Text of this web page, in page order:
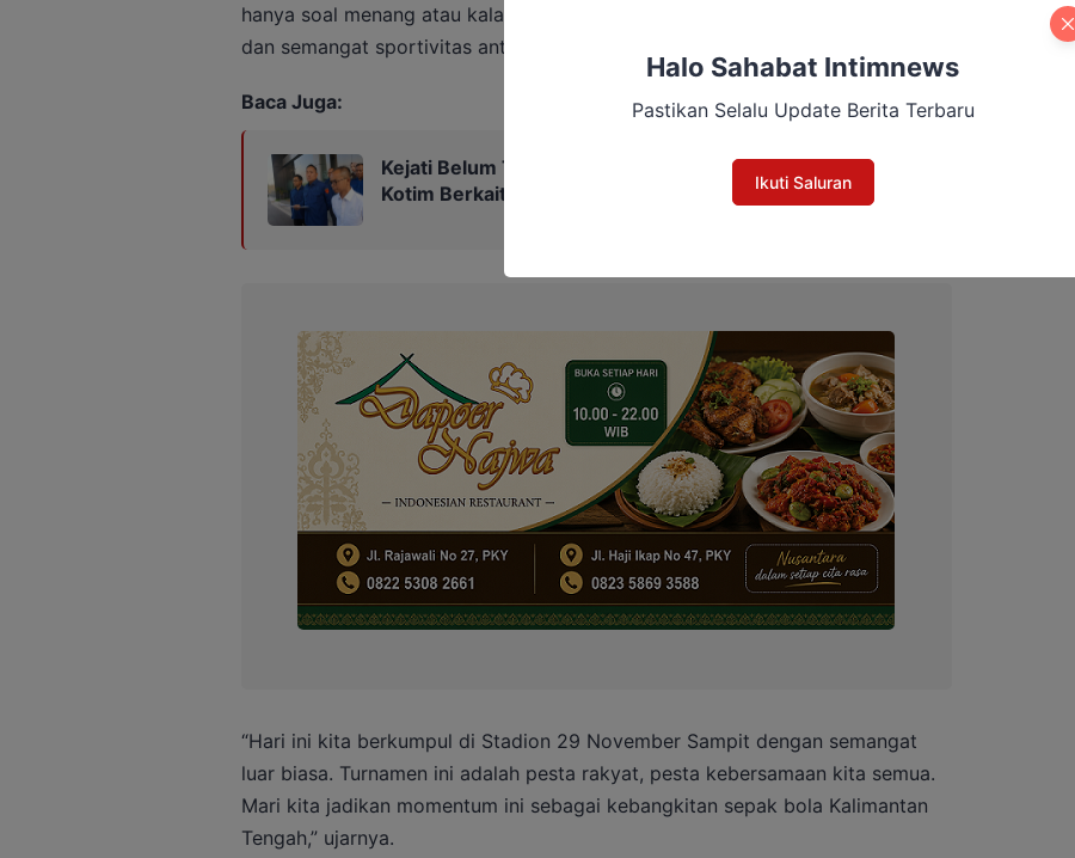
hanya soal menang atau kalah, tetapi menjadi simbol persatuan, kebersamaan,
dan semangat sportivitas antar daerah.
Baca Juga:
Kejati Belum Temukan Bukti Korupsi Dana Hibah KPU
Kotim Berkaitan dengan Pilkada
“Hari ini kita berkumpul di Stadion 29 November Sampit dengan semangat
luar biasa. Turnamen ini adalah pesta rakyat, pesta kebersamaan kita semua.
Mari kita jadikan momentum ini sebagai kebangkitan sepak bola Kalimantan
Tengah,” ujarnya.
Halo Sahabat Intimnews
Pastikan Selalu Update Berita Terbaru
Ikuti Saluran